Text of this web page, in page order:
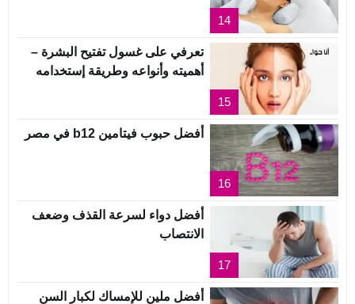
14
15
تعرفي على غسول تفتيح البشرة –
أهميته وأنواعه وطريقة إستخدامه
16
أفضل حبوب فيتامين b12 في مصر
17
أفضل دواء لسرعة القذف وضعف
الانتصاب
أفضل ملين للإمساك لكبار السن